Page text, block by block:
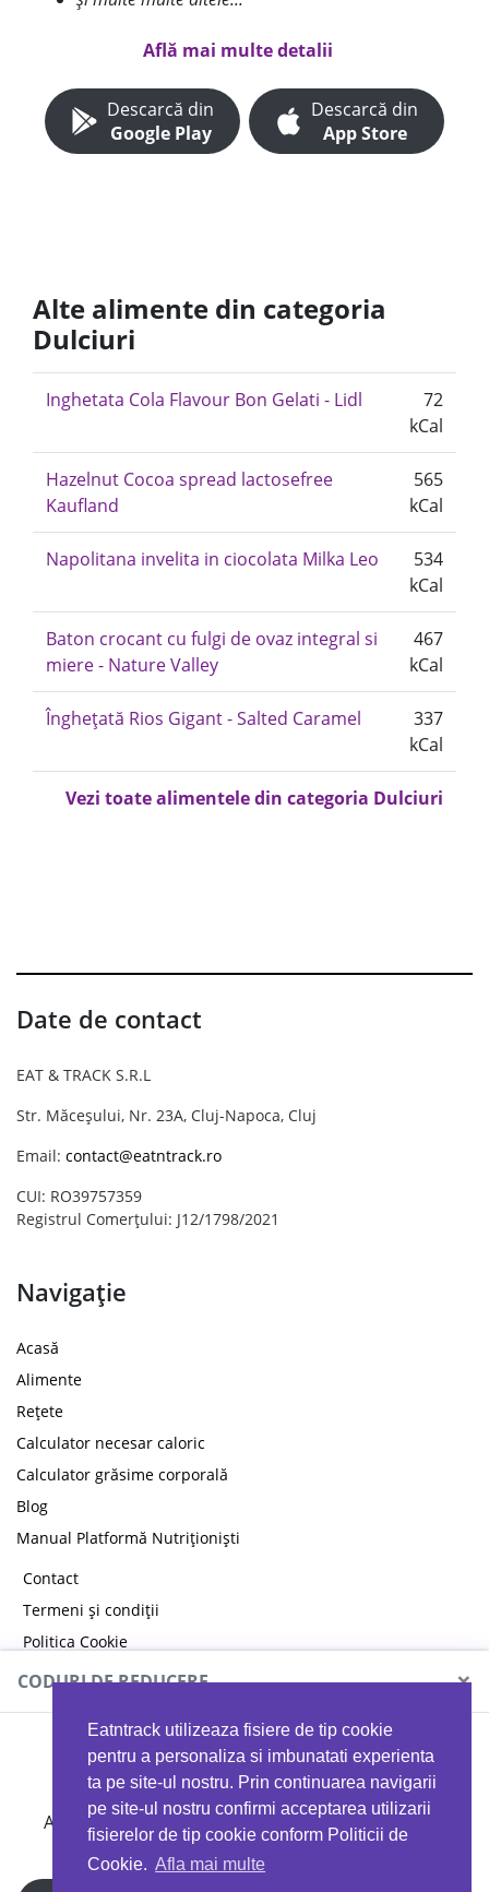
Eatntrack utilizeaza fisiere de tip cookie
pentru a personaliza si imbunatati experienta
ta pe site-ul nostru. Prin continuarea navigarii
pe site-ul nostru confirmi acceptarea utilizarii
fisierelor de tip cookie conform Politicii de
Cookie. Afla mai multe
Află mai multe detalii
Descarcă din
Google Play
Descarcă din
App Store
Alte alimente din categoria
Dulciuri
Inghetata Cola Flavour Bon Gelati - Lidl
72
kCal
Hazelnut Cocoa spread lactosefree
Kaufland
565
kCal
Napolitana invelita in ciocolata Milka Leo
534
kCal
Baton crocant cu fulgi de ovaz integral si
miere - Nature Valley
467
kCal
Înghețată Rios Gigant - Salted Caramel
337
kCal
Vezi toate alimentele din categoria Dulciuri
Date de contact
EAT & TRACK S.R.L
Str. Măceșului, Nr. 23A, Cluj-Napoca, Cluj
Email: contact@eatntrack.ro
CUI: RO39757359
Registrul Comerțului: J12/1798/2021
Navigație
Acasă
Alimente
Rețete
Calculator necesar caloric
Calculator grăsime corporală
Blog
Manual Platformă Nutriționiști
Contact
Termeni și condiții
Politica Cookie
Politica de confidențialitate
CODURI DE REDUCERE ×
MYPROTEIN
Ai 40%reducere la orice comandă folosind codul
EATTRACK